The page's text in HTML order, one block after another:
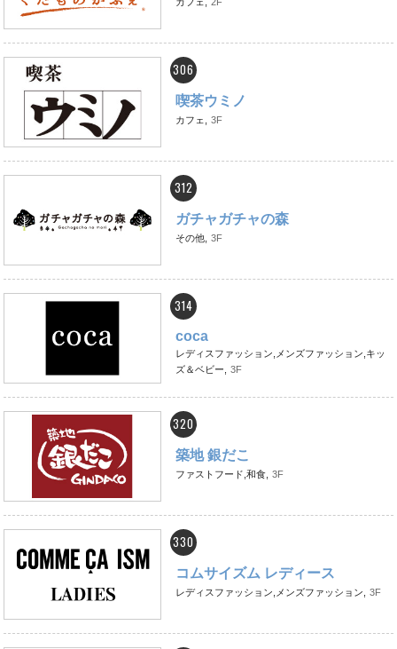
306
喫茶ウミノ
カフェ, 3F
312
ガチャガチャの森
その他, 3F
314
coca
レディスファッション,メンズファッション,キッ
ズ＆ベビー,
3F
320
築地 銀だこ
ファストフード,和食, 3F
330
コムサイズム レディース
レディスファッション,メンズファッション, 3F